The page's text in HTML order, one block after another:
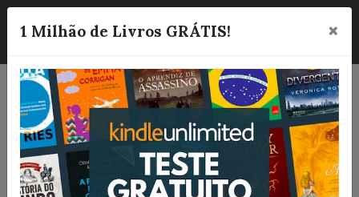
☰
1 Milhão de Livros GRÁTIS! ×